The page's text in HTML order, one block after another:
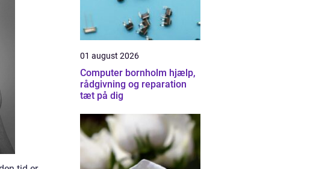
01 august 2026
Computer bornholm hjælp,
rådgivning og reparation
tæt på dig